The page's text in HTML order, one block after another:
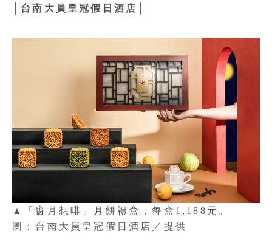
│台南大員皇冠假日酒店│
▲「窗月想啡」月餅禮盒，每盒1,188元。
圖：台南大員皇冠假日酒店／提供